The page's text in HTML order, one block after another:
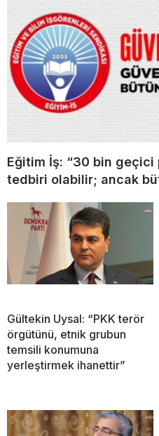
Eğitim İş: “30 bin
tedbiri olabilir; ancak
Gültekin Uysal: “PKK terör
örgütünü, etnik grubun
temsili konumuna
yerleştirmek ihanettir”